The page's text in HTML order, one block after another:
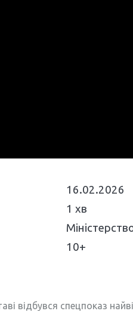
16.02.2026
1 хв
10+
відбувся спецпоказ